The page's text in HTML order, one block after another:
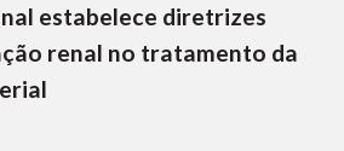
estabelece diretrizes
renal no tratamento da